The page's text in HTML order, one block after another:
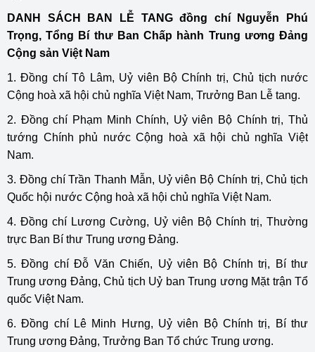
DANH SÁCH BAN LỄ TANG đồng chí Nguyễn Phú
Trọng, Tổng Bí thư Ban Chấp hành Trung ương Đảng
Cộng sản Việt Nam
1. Đồng chí Tô Lâm, Uỷ viên Bộ Chính trị, Chủ tịch nước
Cộng hoà xã hội chủ nghĩa Việt Nam, Trưởng Ban Lễ tang.
2. Đồng chí Phạm Minh Chính, Uỷ viên Bộ Chính trị, Thủ
tướng Chính phủ nước Cộng hoà xã hội chủ nghĩa Việt
Nam.
3. Đồng chí Trần Thanh Mẫn, Uỷ viên Bộ Chính trị, Chủ tịch
Quốc hội nước Cộng hoà xã hội chủ nghĩa Việt Nam.
4. Đồng chí Lương Cường, Uỷ viên Bộ Chính trị, Thường
trực Ban Bí thư Trung ương Đảng.
5. Đồng chí Đỗ Văn Chiến, Uỷ viên Bộ Chính trị, Bí thư
Trung ương Đảng, Chủ tịch Uỷ ban Trung ương Mặt trận Tổ
quốc Việt Nam.
6. Đồng chí Lê Minh Hưng, Uỷ viên Bộ Chính trị, Bí thư
Trung ương Đảng, Trưởng Ban Tổ chức Trung ương.